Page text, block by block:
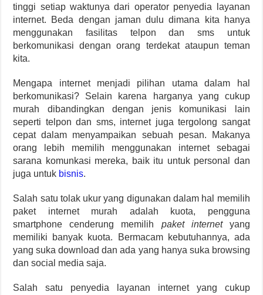
tinggi setiap waktunya dari operator penyedia layanan
internet. Beda dengan jaman dulu dimana kita hanya
menggunakan fasilitas telpon dan sms untuk
berkomunikasi dengan orang terdekat ataupun teman
kita.
Mengapa internet menjadi pilihan utama dalam hal
berkomunikasi? Selain karena harganya yang cukup
murah dibandingkan dengan jenis komunikasi lain
seperti telpon dan sms, internet juga tergolong sangat
cepat dalam menyampaikan sebuah pesan. Makanya
orang lebih memilih menggunakan internet sebagai
sarana komunkasi mereka, baik itu untuk personal dan
juga untuk bisnis.
Salah satu tolak ukur yang digunakan dalam hal memilih
paket internet murah adalah kuota, pengguna
smartphone cenderung memilih paket internetyang
memiliki banyak kuota. Bermacam kebutuhannya, ada
yang suka download dan ada yang hanya suka browsing
dan social media saja.
Salah satu penyedia layanan internet yang cukup